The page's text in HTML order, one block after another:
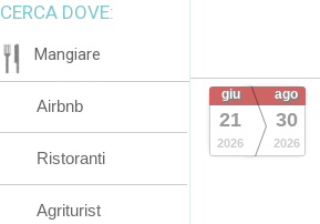
giu
21
2026
ago
30
2026
CERCA DOVE:
Mangiare
Airbnb
Ristoranti
Agriturist